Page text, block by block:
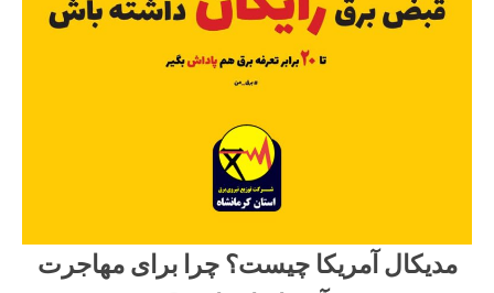
مدیکال آمریکا چیست؟ چرا برای مهاجرت